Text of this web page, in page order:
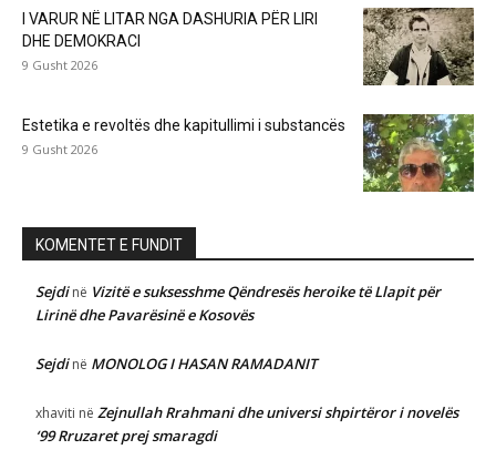
I VARUR NË LITAR NGA DASHURIA PËR LIRI
DHE DEMOKRACI
9 Gusht 2026
Estetika e revoltës dhe kapitullimi i substancës
9 Gusht 2026
KOMENTET E FUNDIT
Sejdinë Vizitë e suksesshme Qëndresës heroike të Llapit për
Lirinë dhe Pavarësinë e Kosovës
Sejdinë MONOLOG I HASAN RAMADANIT
xhaviti në Zejnullah Rrahmani dhe universi shpirtëror i novelës
‘99 Rruzaret prej smaragdi